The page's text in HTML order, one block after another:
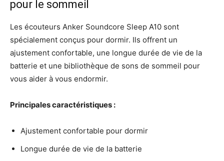
pour le sommeil
Les écouteurs Anker Soundcore Sleep A10 sont
spécialement conçus pour dormir. Ils offrent un
ajustement confortable, une longue durée de vie de la
batterie et une bibliothèque de sons de sommeil pour
vous aider à vous endormir.
Principales caractéristiques :
Ajustement confortable pour dormir
Longue durée de vie de la batterie